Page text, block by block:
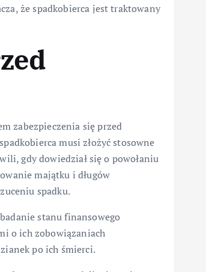
że spadkobierca jest traktowany
zabezpieczenia się przed
musi złożyć stosowne
gdy dowiedział się o powołaniu
majątku i długów
spadku.
stanu finansowego
o ich zobowiązaniach
po ich śmierci.